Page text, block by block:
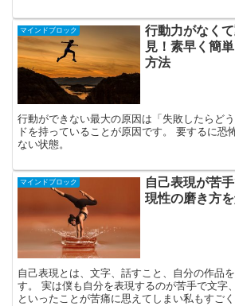
マインドブロック
行動力がなく
見！素早く簡
方法
行動ができない最大の原因は「失敗したらど
ドを持っていることが原因です。 要するに恐
ない状態。
マインドブロック
自己表現が苦
現性の磨き方
自己表現とは、文字、話すこと、自分の作品
す。 実は僕も自分を表現するのが苦手で文字
といったことが苦痛に思えてしまい私もすご